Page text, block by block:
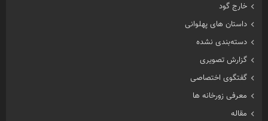
خارج گود
داستان های پهلوانی
دسته‌بندی نشده
گزارش تصویری
گفتگوی اختصاصی
معرفی زورخانه ها
مقاله